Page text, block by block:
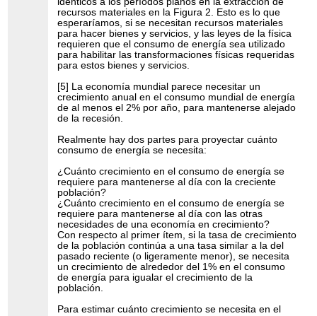
recursos materiales en la Figura 2. Esto es lo que
esperaríamos, si se necesitan recursos materiales
para hacer bienes y servicios, y las leyes de la física
requieren que el consumo de energía sea utilizado
para habilitar las transformaciones físicas requeridas
para estos bienes y servicios.
[5] La economía mundial parece necesitar un
crecimiento anual en el consumo mundial de energía
de al menos el 2% por año, para mantenerse alejado
de la recesión.
Realmente hay dos partes para proyectar cuánto
consumo de energía se necesita:
¿Cuánto crecimiento en el consumo de energía se
requiere para mantenerse al día con la creciente
población?
¿Cuánto crecimiento en el consumo de energía se
requiere para mantenerse al día con las otras
necesidades de una economía en crecimiento?
Con respecto al primer ítem, si la tasa de crecimiento
de la población continúa a una tasa similar a la del
pasado reciente (o ligeramente menor), se necesita
un crecimiento de alrededor del 1% en el consumo
de energía para igualar el crecimiento de la
población.
Para estimar cuánto crecimiento se necesita en el